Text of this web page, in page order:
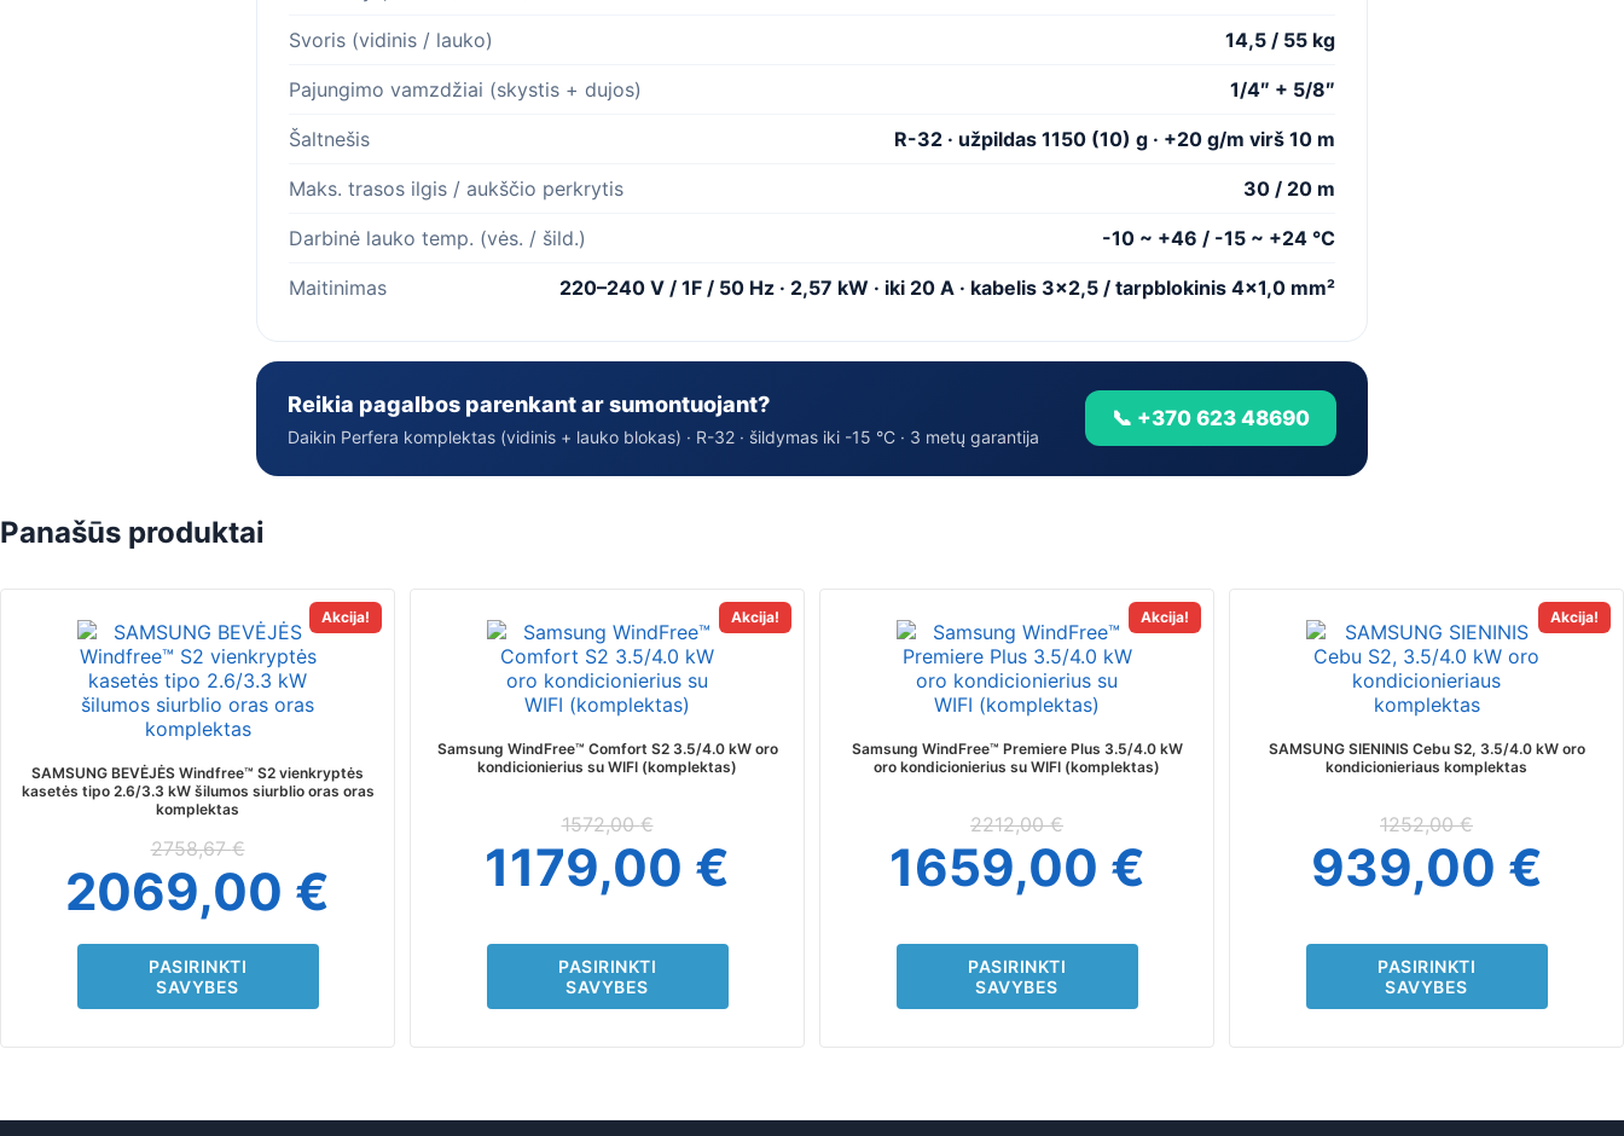
Svoris (vidinis / lauko) 14,5 / 55 kg
Pajungimo vamzdžiai (skystis + dujos) 1/4″ + 5/8″
Šaltnešis R-32 · užpildas 1150 (10) g · +20 g/m virš 10 m
Maks. trasos ilgis / aukščio perkrytis 30 / 20 m
Darbinė lauko temp. (vės. / šild.) -10 ~ +46 / -15 ~ +24 °C
Maitinimas 220–240 V / 1F / 50 Hz · 2,57 kW · iki 20 A · kabelis 3×2,5 / tarpblokinis 4×1,0 mm²
Reikia pagalbos parenkant ar sumontuojant?
Daikin Perfera komplektas (vidinis + lauko blokas) · R-32 · šildymas iki -15 °C · 3 metų garantija
📞 +370 623 48690
Panašūs produktai
Akcija!
SAMSUNG BEVĖJĖS Windfree™ S2 vienkryptės
kasetės tipo 2.6/3.3 kW šilumos siurblio oras oras
komplektas
2758,67€
2069,00 €
PASIRINKTI
SAVYBES
product
has
multiple
variants.
The
options
may
be
chosen
on
the
product
Akcija!
Samsung WindFree™ Comfort S2 3.5/4.0 kW oro
kondicionierius su WIFI (komplektas)
1572,00€
1179,00 €
PASIRINKTI
SAVYBES
product
has
multiple
variants.
The
options
be
chosen
on
the
Akcija!
Samsung WindFree™ Premiere Plus 3.5/4.0 kW
oro kondicionierius su WIFI (komplektas)
2212,00€
1659,00 €
PASIRINKTI
SAVYBES
product
has
multiple
variants.
The
options
be
chosen
on
the
Akcija!
SAMSUNG SIENINIS Cebu S2, 3.5/4.0 kW oro
kondicionieriaus komplektas
1252,00€
939,00 €
PASIRINKTI
SAVYBES
product
has
multiple
variants.
The
options
be
chosen
on
the